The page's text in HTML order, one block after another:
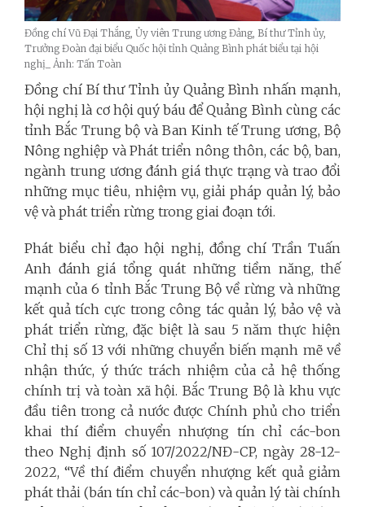
Đồng chí Vũ Đại Thắng, Ủy viên Trung ương Đảng, Bí thư Tỉnh ủy,
Trưởng Đoàn đại biểu Quốc hội tỉnh Quảng Bình phát biểu tại hội
nghị_ Ảnh: Tấn Toàn
Đồng chí Bí thư Tỉnh ủy Quảng Bình nhấn mạnh,
hội nghị là cơ hội quý báu để Quảng Bình cùng các
tỉnh Bắc Trung bộ và Ban Kinh tế Trung ương, Bộ
Nông nghiệp và Phát triển nông thôn, các bộ, ban,
ngành trung ương đánh giá thực trạng và trao đổi
những mục tiêu, nhiệm vụ, giải pháp quản lý, bảo
vệ và phát triển rừng trong giai đoạn tới.
Phát biểu chỉ đạo hội nghị, đồng chí Trần Tuấn
Anh đánh giá tổng quát những tiềm năng, thế
mạnh của 6 tỉnh Bắc Trung Bộ về rừng và những
kết quả tích cực trong công tác quản lý, bảo vệ và
phát triển rừng, đặc biệt là sau 5 năm thực hiện
Chỉ thị số 13 với những chuyển biến mạnh mẽ về
nhận thức, ý thức trách nhiệm của cả hệ thống
chính trị và toàn xã hội. Bắc Trung Bộ là khu vực
đầu tiên trong cả nước được Chính phủ cho triển
khai thí điểm chuyển nhượng tín chỉ các-bon
theo Nghị định số 107/2022/NĐ-CP, ngày 28-12-
2022, “Về thí điểm chuyển nhượng kết quả giảm
phát thải (bán tín chỉ các-bon) và quản lý tài chính